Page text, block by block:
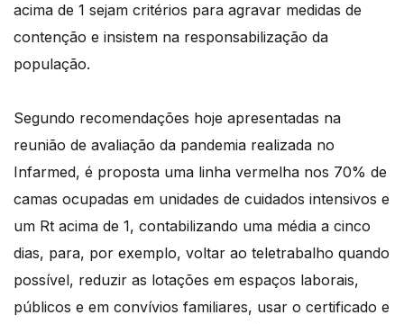
acima de 1 sejam critérios para agravar medidas de
contenção e insistem na responsabilização da
população.
Segundo recomendações hoje apresentadas na
reunião de avaliação da pandemia realizada no
Infarmed, é proposta uma linha vermelha nos 70% de
camas ocupadas em unidades de cuidados intensivos e
um Rt acima de 1, contabilizando uma média a cinco
dias, para, por exemplo, voltar ao teletrabalho quando
possível, reduzir as lotações em espaços laborais,
públicos e em convívios familiares, usar o certificado e